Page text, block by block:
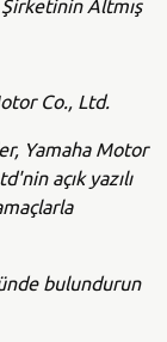
Altmış
Co., Ltd.
Yamaha Motor
açık yazılı
bulundurun